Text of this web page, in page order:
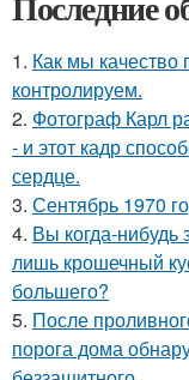
1. Как мы качество
контролируем.
2. Фотограф Карл
- и этот кадр
сердце.
3. Сентябрь 1970
4. Вы когда-нибудь
лишь крошечный
большего?
5. После
порога дома